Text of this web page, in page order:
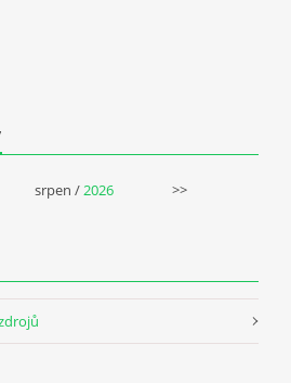
srpen /2026 >>